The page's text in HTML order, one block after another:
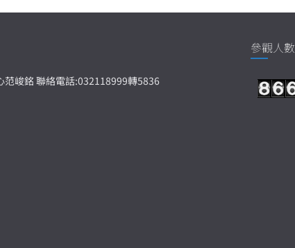
范峻銘 聯絡電話:032118999轉5836
參觀人數